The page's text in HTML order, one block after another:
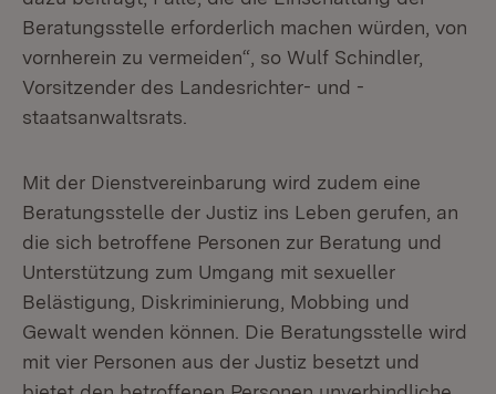
Beratungsstelle erforderlich machen würden, von
vornherein zu vermeiden“, so Wulf Schindler,
Vorsitzender des Landesrichter- und -
staatsanwaltsrats.
Mit der Dienstvereinbarung wird zudem eine
Beratungsstelle der Justiz ins Leben gerufen, an
die sich betroffene Personen zur Beratung und
Unterstützung zum Umgang mit sexueller
Belästigung, Diskriminierung, Mobbing und
Gewalt wenden können. Die Beratungsstelle wird
mit vier Personen aus der Justiz besetzt und